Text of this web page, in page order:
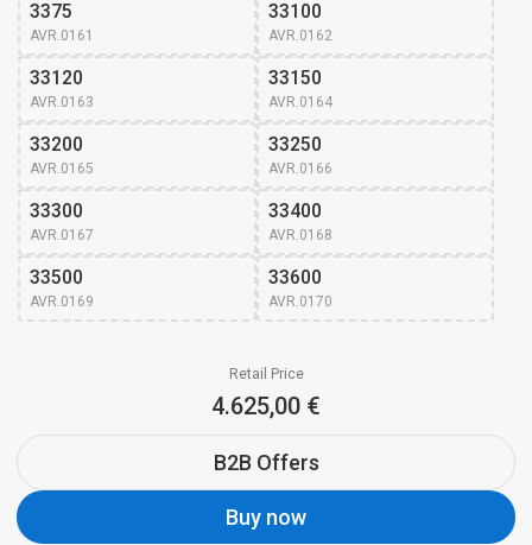
3375
AVR.0161
33100
AVR.0162
33120
AVR.0163
33150
AVR.0164
33200
AVR.0165
33250
AVR.0166
33300
AVR.0167
33400
AVR.0168
33500
AVR.0169
33600
AVR.0170
Retail Price
4.625,00 €
B2B Offers
Buy now